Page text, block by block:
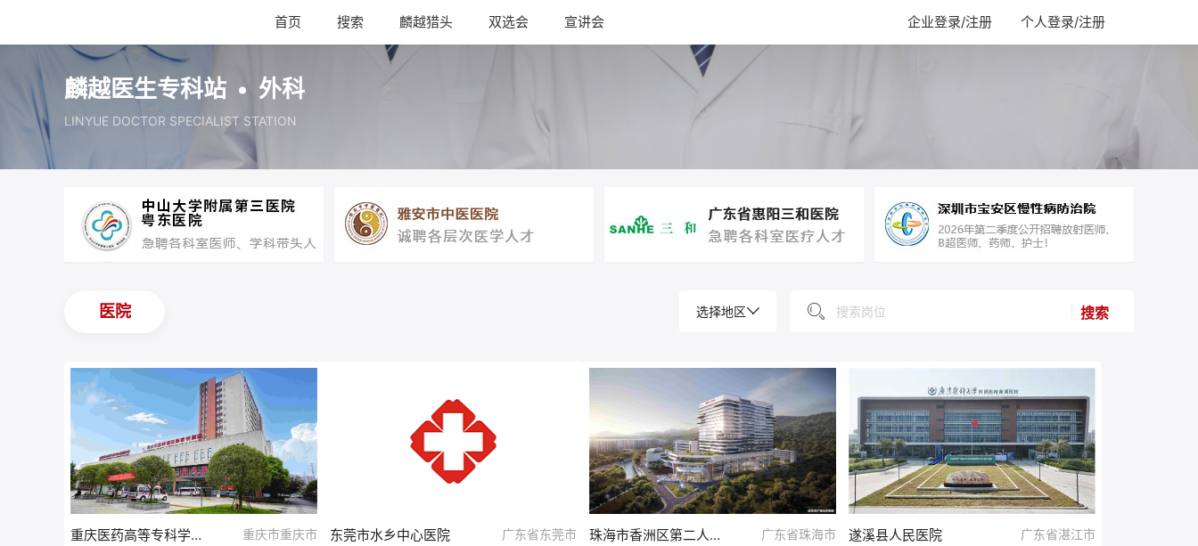
首页 搜索 麟越猎头 双选会 宣讲会 企业登录/注册 个人登录/注册
麟越医生专科站 • 外科
LINYUE DOCTOR SPECIALIST STATION
医院
重庆医药高等专科学校附属医院（陈家桥医院）
重庆市重庆市
东莞市水乡中心医院
广东省东莞市
珠海市香洲区第二人民医院
广东省珠海市
遂溪县人民医院
广东省湛江市
选择地区 搜索